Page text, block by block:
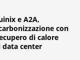
e A2A,
con
di calore
data center